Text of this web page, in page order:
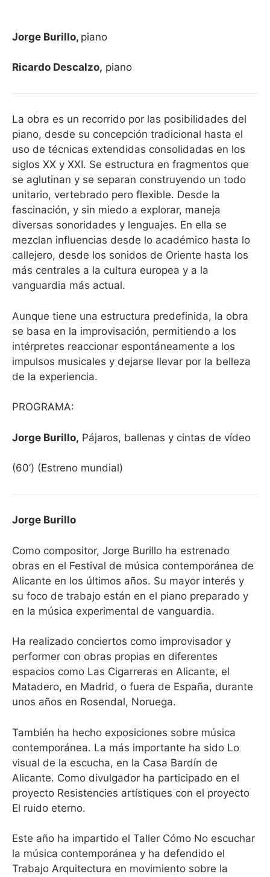
Jorge Burillo, piano
Ricardo Descalzo, piano
La obra es un recorrido por las posibilidades del
piano, desde su concepción tradicional hasta el
uso de técnicas extendidas consolidadas en los
siglos XX y XXI. Se estructura en fragmentos que
se aglutinan y se separan construyendo un todo
unitario, vertebrado pero flexible. Desde la
fascinación, y sin miedo a explorar, maneja
diversas sonoridades y lenguajes. En ella se
mezclan influencias desde lo académico hasta lo
callejero, desde los sonidos de Oriente hasta los
más centrales a la cultura europea y a la
vanguardia más actual.
Aunque tiene una estructura predefinida, la obra
se basa en la improvisación, permitiendo a los
intérpretes reaccionar espontáneamente a los
impulsos musicales y dejarse llevar por la belleza
de la experiencia.
PROGRAMA:
Jorge Burillo, Pájaros, ballenas y cintas de vídeo
(60’) (Estreno mundial)
Jorge Burillo
Como compositor, Jorge Burillo ha estrenado
obras en el Festival de música contemporánea de
Alicante en los últimos años. Su mayor interés y
su foco de trabajo están en el piano preparado y
en la música experimental de vanguardia.
Ha realizado conciertos como improvisador y
performer con obras propias en diferentes
espacios como Las Cigarreras en Alicante, el
Matadero, en Madrid, o fuera de España, durante
unos años en Rosendal, Noruega.
También ha hecho exposiciones sobre música
contemporánea. La más importante ha sido Lo
visual de la escucha, en la Casa Bardín de
Alicante. Como divulgador ha participado en el
proyecto Resistencies artístiques con el proyecto
El ruido eterno.
Este año ha impartido el Taller Cómo No escuchar
la música contemporánea y ha defendido el
Trabajo Arquitectura en movimiento sobre la